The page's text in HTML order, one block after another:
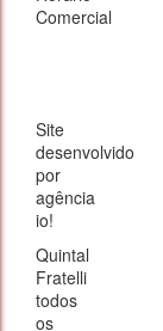
Comercial
Site
desenvolvido
por
agência
io!
Quintal
Fratelli
todos
os